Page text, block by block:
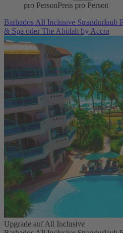
pro PersonPreis pro Person
Barbados All Inclusive Strandurlaub
& Spa oder The Abidah by Accra
Upgrade auf All Inclusive